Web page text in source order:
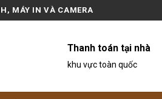
MÁY IN VÀ CAMERA
Thanh toán tại nhà
khu vực toàn quốc